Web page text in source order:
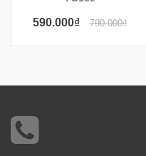
590.000₫ 790.000₫